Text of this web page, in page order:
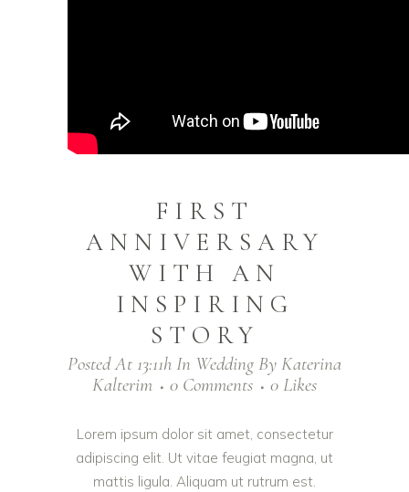
FIRST
ANNIVERSARY
WITH AN
INSPIRING
STORY
Posted At 13:11h In Wedding By Katerina
Kalterim
0 Comments 0 Likes
Lorem ipsum dolor sit amet, consectetur
adipiscing elit. Ut vitae feugiat magna, ut
mattis ligula. Aliquam ut rutrum est.